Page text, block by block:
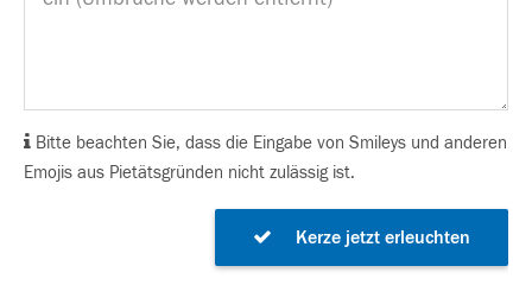
Bitte beachten Sie, dass die Eingabe von Smileys und anderen
Emojis aus Pietätsgründen nicht zulässig ist.
Kerze jetzt erleuchten